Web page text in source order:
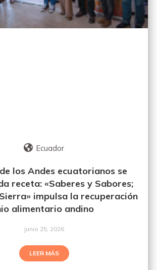
Ecuador
los Andes ecuatorianos se
receta: «Saberes y Sabores;
impulsa la recuperación
alimentario andino
junio 25, 2026
LEER MÁS